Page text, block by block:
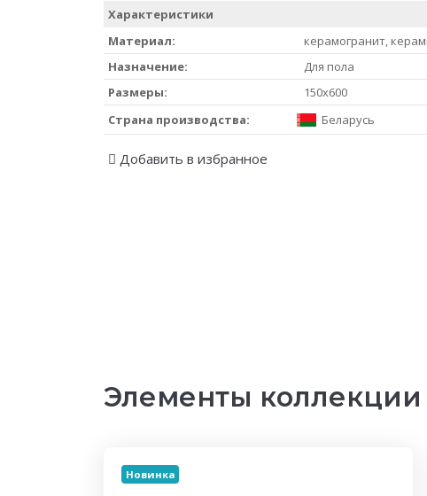
Характеристики
Материал:
керамогранит,
Назначение:
Для пола
Размеры:
150x600
Страна производства:
Беларусь
Добавить в избранное
Элементы коллекции
Новинка